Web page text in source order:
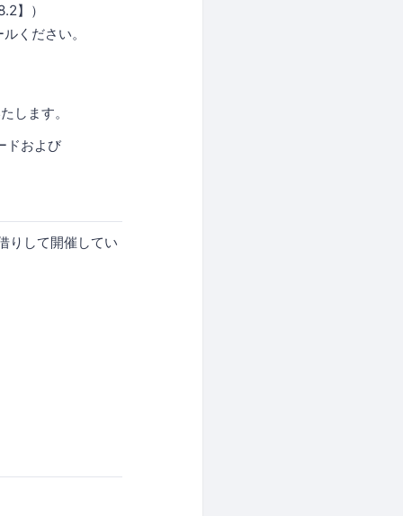
】）
ください。
します。
ドおよび
りして開催してい